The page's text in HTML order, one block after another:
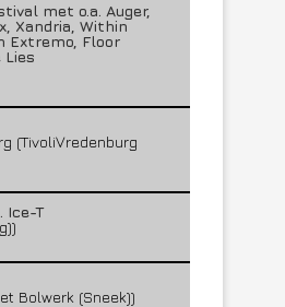
met o.a. Auger,
Xandria, Within
Extremo, Floor
Lies
(TivoliVredenburg
Ice-T
Bolwerk (Sneek))